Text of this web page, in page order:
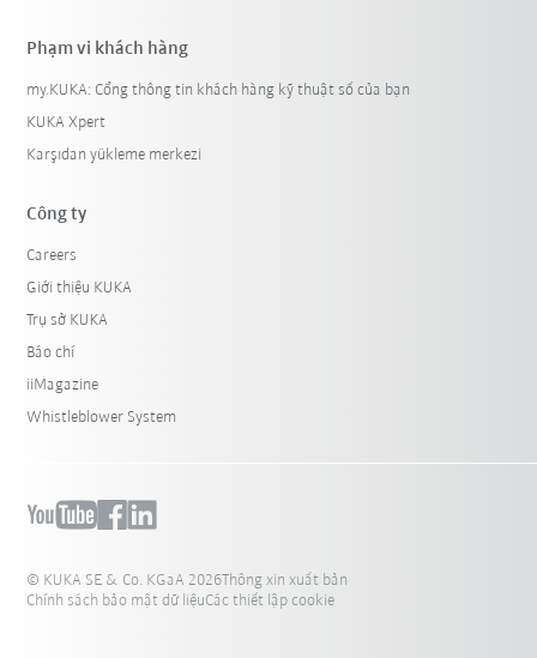
Phạm vi khách hàng
my.KUKA: Cổng thông tin khách hàng kỹ thuật số của bạn
KUKA Xpert
Karşıdan yükleme merkezi
Công ty
Careers
Giới thiệu KUKA
Trụ sở KUKA
Báo chí
iiMagazine
Whistleblower System
© KUKA SE & Co. KGaA 2026Thông xin xuất bản
Chính sách bảo mật dữ liệuCác thiết lập cookie